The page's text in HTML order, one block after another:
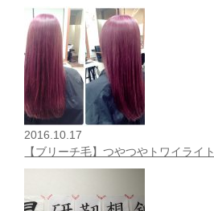
2016.10.17
【ブリーチ毛】つやつやトワイライト